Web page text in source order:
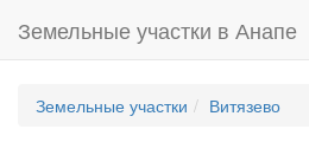
Земельные участки в Анапе
Земельные участки Витязево